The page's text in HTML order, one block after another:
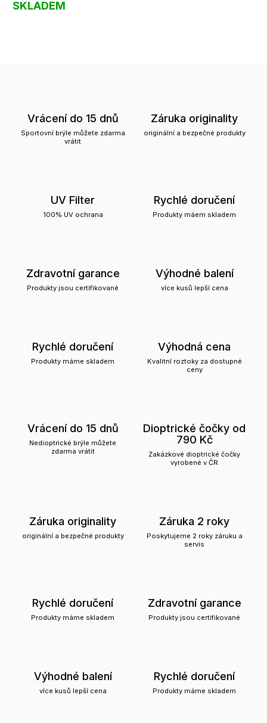
SKLADEM
Vrácení do 15 dnů
Sportovní brýle můžete zdarma
vrátit
Záruka originality
originální a bezpečné produkty
UV Filter
100% UV ochrana
Rychlé doručení
Produkty máem skladem
Zdravotní garance
Produkty jsou certifikované
Výhodné balení
více kusů lepší cena
Rychlé doručení
Produkty máme skladem
Výhodná cena
Kvalitní roztoky za dostupné
ceny
Vrácení do 15 dnů
Nedioptrické brýle můžete
zdarma vrátit
Dioptrické čočky od
790 Kč
Zakázkové dioptrické čočky
vyrobené v ČR
Záruka originality
originální a bezpečné produkty
Záruka 2 roky
Poskytujeme 2 roky záruku a
servis
Rychlé doručení
Produkty máme skladem
Zdravotní garance
Produkty jsou certifikované
Výhodné balení
více kusů lepší cena
Rychlé doručení
Produkty máme skladem